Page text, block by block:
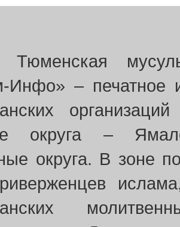
Инфо» – печатное
округа –
округа. В зоне